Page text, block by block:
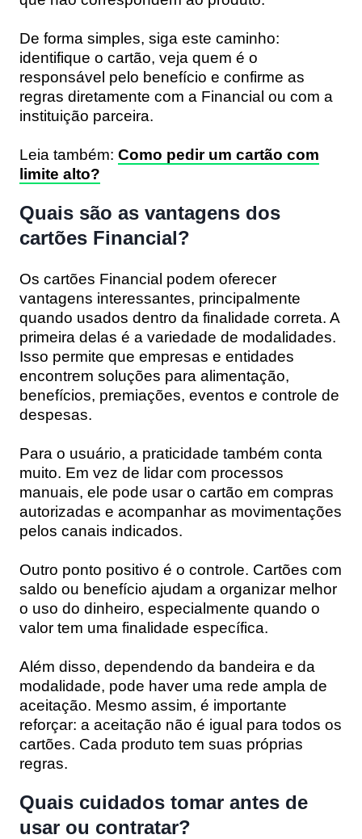
De forma simples, siga este caminho:
identifique o cartão, veja quem é o
responsável pelo benefício e confirme as
regras diretamente com a Financial ou com a
instituição parceira.
Leia também: Como pedir um cartão com
limite alto?
Quais são as vantagens dos
cartões Financial?
Os cartões Financial podem oferecer
vantagens interessantes, principalmente
quando usados dentro da finalidade correta. A
primeira delas é a variedade de modalidades.
Isso permite que empresas e entidades
encontrem soluções para alimentação,
benefícios, premiações, eventos e controle de
despesas.
Para o usuário, a praticidade também conta
muito. Em vez de lidar com processos
manuais, ele pode usar o cartão em compras
autorizadas e acompanhar as movimentações
pelos canais indicados.
Outro ponto positivo é o controle. Cartões com
saldo ou benefício ajudam a organizar melhor
o uso do dinheiro, especialmente quando o
valor tem uma finalidade específica.
Além disso, dependendo da bandeira e da
modalidade, pode haver uma rede ampla de
aceitação. Mesmo assim, é importante
reforçar: a aceitação não é igual para todos os
cartões. Cada produto tem suas próprias
regras.
Quais cuidados tomar antes de
usar ou contratar?